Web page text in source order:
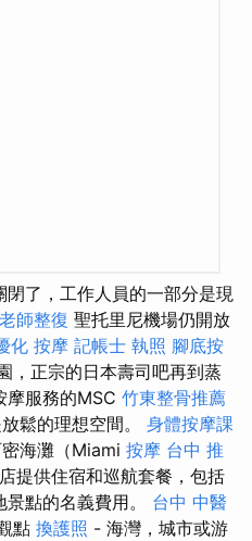
了，工作人員的一部分是現
師整復 聖托里尼機場仍開放
化 按摩 記帳士 執照 腳底按
，正宗的日本壽司吧再到蒸
摩服務的MSC 竹東整骨推薦
鬆的理想空間。 身體按摩課
海灘（Miami 按摩 台中 推
提供住宿和巡航套餐，包括
點的名義費用。 台中 中醫
點 換護照 - 海灣，城市或游